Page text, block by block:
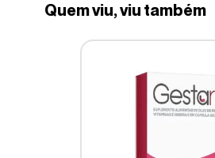
Quem viu, viu também